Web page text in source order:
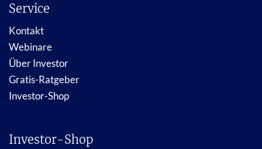
Service
Kontakt
Webinare
Über Investor
Gratis-Ratgeber
Investor-Shop
Investor-Shop